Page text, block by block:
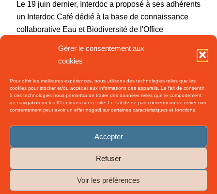
Gérer le consentement aux
cookies
Pour offrir les meilleures expériences, nous utilisons des technologies telles que les
cookies pour stocker et/ou accéder aux informations des appareils. Le fait de consentir
à ces technologies nous permettra de traiter des données telles que le comportement
de navigation ou les ID uniques sur ce site. Le fait de ne pas consentir ou de retirer son
consentement peut avoir un effet négatif sur certaines caractéristiques et fonctions.
Accepter
Refuser
Voir les préférences
Le 19 juin dernier, Interdoc a proposé à ses adhérents
un Interdoc Café dédié à la base de connaissance
collaborative Eau et Biodiversité de l'Office
2 juillet 2026
/ 0 Commentaires
©2026 Interdoc. Tous droits réservés.– Réalisation :Patrick LENORMAND -
Enfold WordPress Theme by Kriesi